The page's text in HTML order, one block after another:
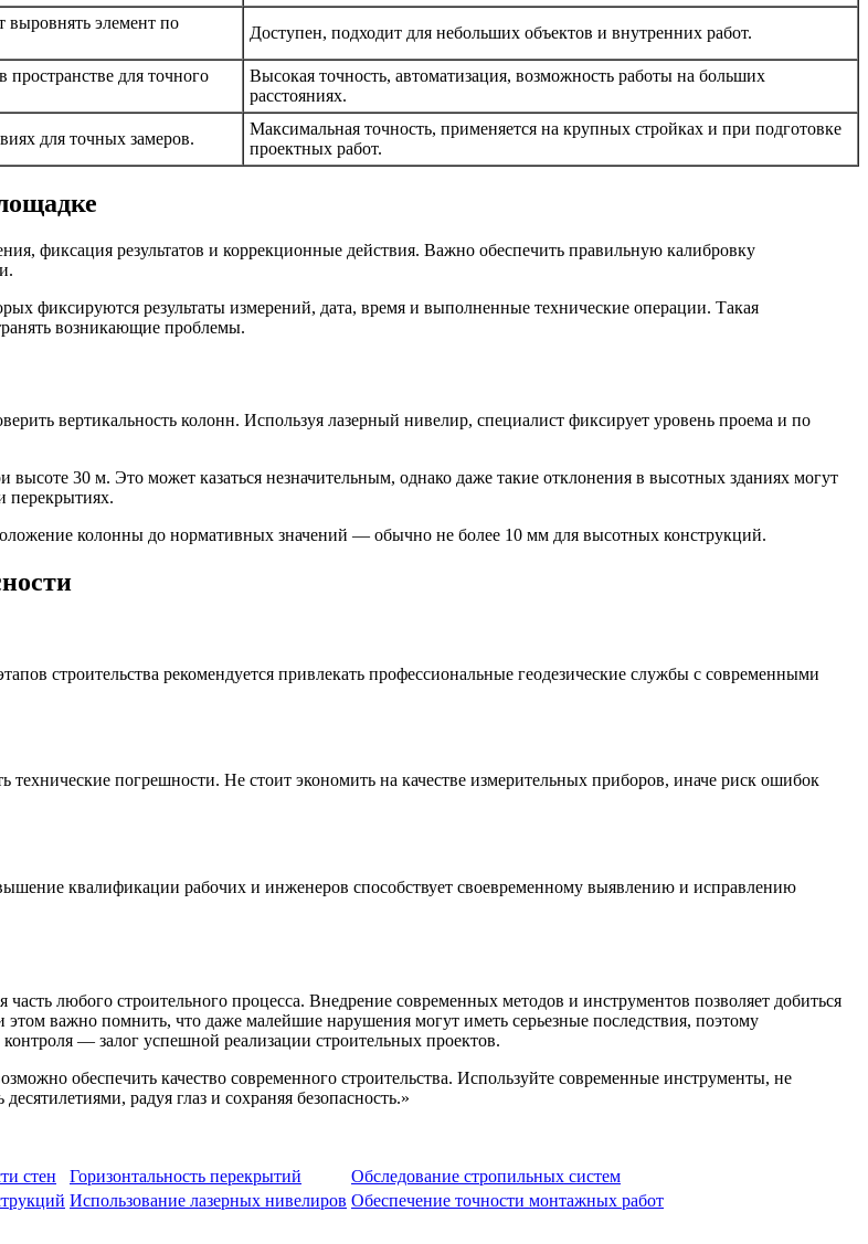
выровнять элемент по
Доступен, подходит для небольших объектов и внутренних работ.
для точного
Высокая точность, автоматизация, возможность работы на больших
расстояниях.
для точных замеров.
Максимальная точность, применяется на крупных стройках и при подготовке
проектных работ.
фиксация результатов и коррекционные действия. Важно обеспечить правильную калибровку
фиксируются результаты измерений, дата, время и выполненные технические операции. Такая
возникающие проблемы.
вертикальность колонн. Используя лазерный нивелир, специалист фиксирует уровень проема и по
30 м. Это может казаться незначительным, однако даже такие отклонения в высотных зданиях могут
перекрытиях.
колонны до нормативных значений — обычно не более 10 мм для высотных конструкций.
строительства рекомендуется привлекать профессиональные геодезические службы с современными
технические погрешности. Не стоит экономить на качестве измерительных приборов, иначе риск ошибок
квалификации рабочих и инженеров способствует своевременному выявлению и исправлению
любого строительного процесса. Внедрение современных методов и инструментов позволяет добиться
важно помнить, что даже малейшие нарушения могут иметь серьезные последствия, поэтому
— залог успешной реализации строительных проектов.
обеспечить качество современного строительства. Используйте современные инструменты, не
радуя глаз и сохраняя безопасность.»
стен Горизонтальность перекрытий
Обследование стропильных систем
Использование лазерных нивелиров Обеспечение точности монтажных работ